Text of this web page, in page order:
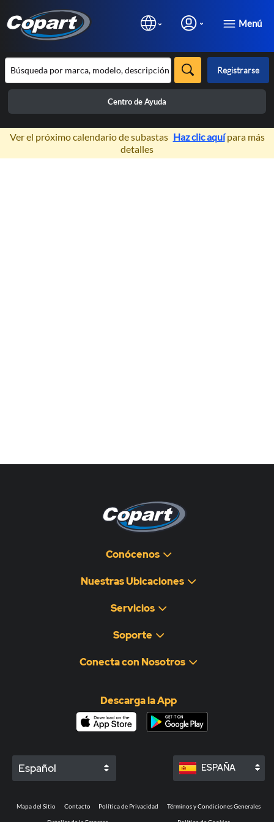
Menú
Registrarse
Centro de Ayuda
×
Ver el próximo calendario de subastas Haz clic aquípara más
detalles
Conócenos
Nuestras Ubicaciones
Servicios
Soporte
Conecta con Nosotros
Descarga la App
Español ESPAÑA
Mapa del Sitio Contacto Política de Privacidad Términos y Condiciones Generales